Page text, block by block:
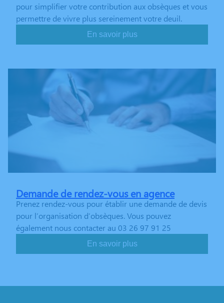
pour simplifier votre contribution aux obsèques et vous
permettre de vivre plus sereinement votre deuil.
En savoir plus
Demande de rendez-vous en agence
Prenez rendez-vous pour établir une demande de devis
pour l’organisation d’obsèques. Vous pouvez
également nous contacter au 03 26 97 91 25
En savoir plus